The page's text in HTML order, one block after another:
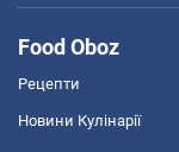
Food Oboz
Рецепти
Новини Кулінарії